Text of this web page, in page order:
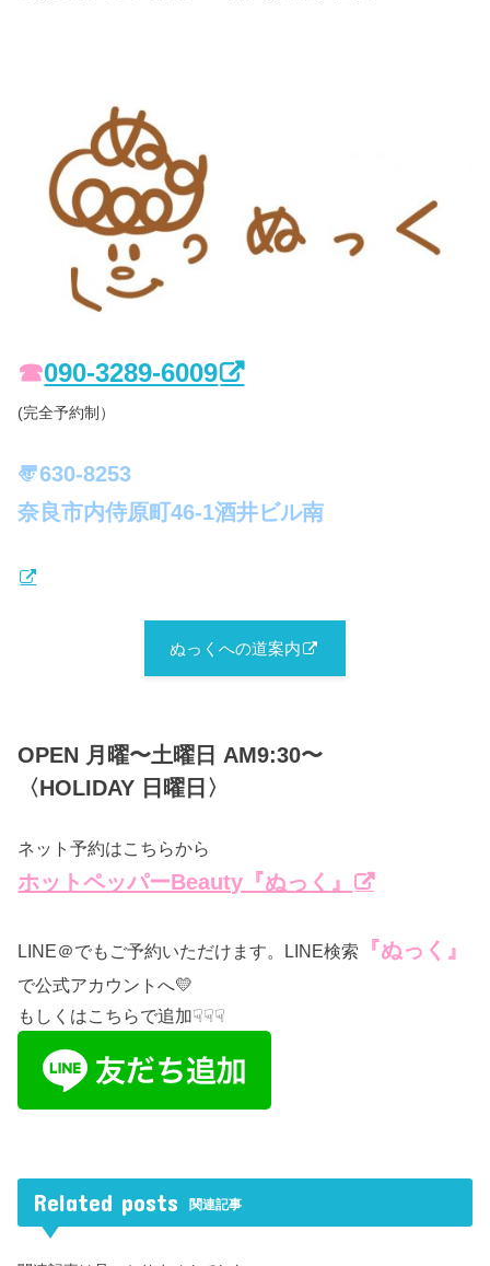
☎︎090-3289-6009
(完全予約制）
〠630-8253
奈良市内侍原町46-1酒井ビル南
ぬっくへの道案内
OPEN 月曜〜土曜日 AM9:30〜
〈HOLIDAY 日曜日〉
ネット予約はこちらから
ホットペッパーBeauty『ぬっく』
LINE＠でもご予約いただけます。LINE検索 『ぬっく』
で公式アカウントへ💛
もしくはこちらで追加☟☟☟
Related posts 関連記事